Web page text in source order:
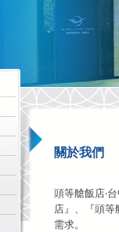
關於我們
頭等艙飯店‧
店』、『頭
需求。